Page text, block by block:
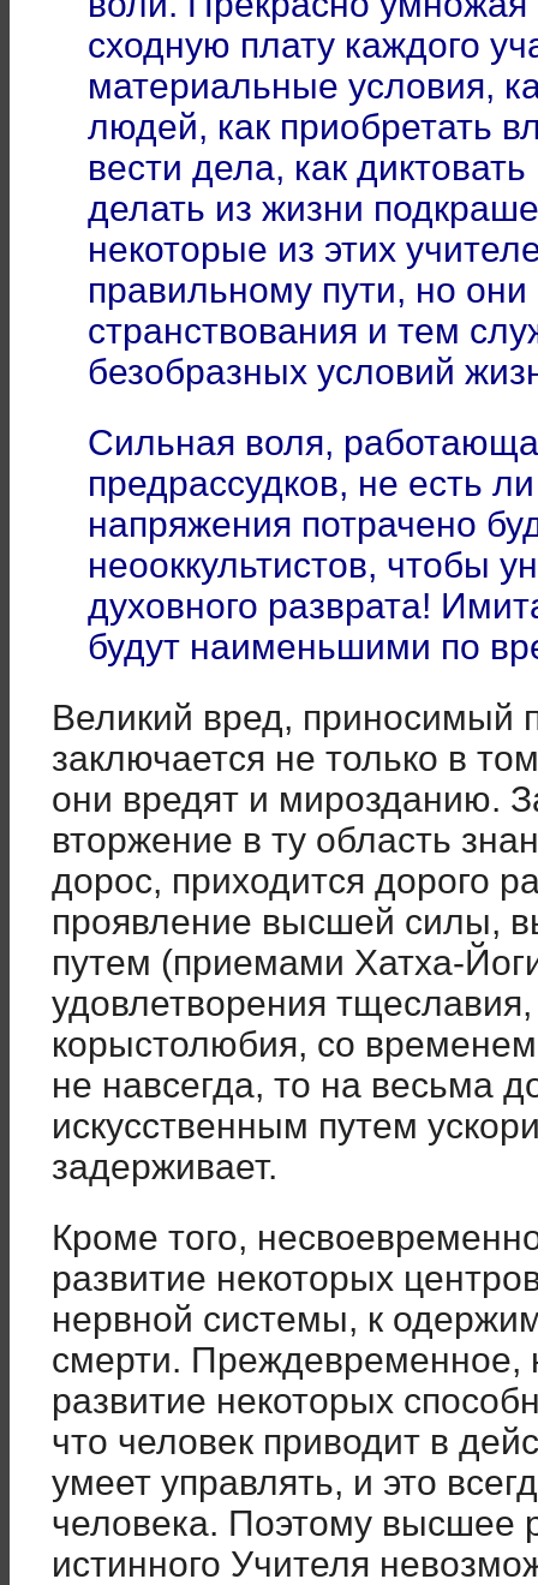
сходную плату каждого
материальные условия,
людей, как приобретать
вести дела, как
делать из жизни
некоторые из этих
правильному пути, но
странствования и тем
безобразных условий
Сильная воля,
предрассудков, не есть
напряжения потрачено
неооккультистов, чтобы
духовного разврата!
будут наименьшими по
Великий вред, приносимый
заключается не только в
они вредят и мирозданию.
вторжение в ту область
дорос, приходится дорого
проявление высшей силы,
путем (приемами Хатха-
удовлетворения
корыстолюбия, со
не навсегда, то на весьма
искусственным путем
задерживает.
Кроме того,
развитие некоторых
нервной системы, к
смерти. Преждевременное,
развитие некоторых
что человек приводит в
умеет управлять, и это
человека. Поэтому высшее
истинного Учителя